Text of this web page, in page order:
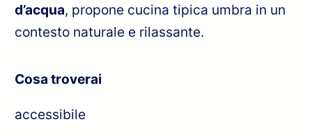
d’acqua, propone cucina tipica umbra in un
contesto naturale e rilassante.
Cosa troverai
accessibile